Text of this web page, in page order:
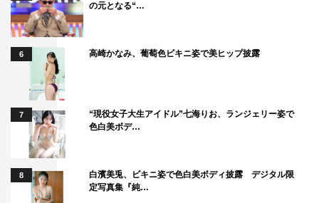
の元となる“…
6 高崎かなみ、葡萄色ビキニ姿で美ヒップ披露
7
“現役女子大生アイドル”七海りお、ランジェリー姿で
色白美ボデ…
8
白濱美兎、ビキニ姿で色白美ボディ披露 デジタル限
定写真集『純…